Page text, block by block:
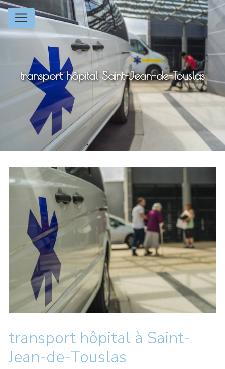
transport hôpital Saint-Jean-de-Touslas
transport hôpital à Saint-
Jean-de-Touslas
Panneau de gestion des cookies